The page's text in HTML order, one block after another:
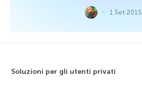
1 Set 2015
Soluzioni per gli utenti privati